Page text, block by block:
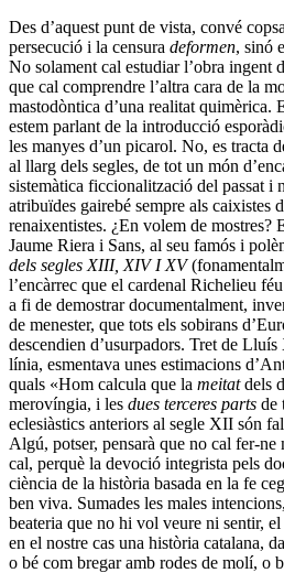
Des d’aquest punt de vista, convé
persecució i la censura deformen, sinó
No solament cal estudiar l’obra ingent
que cal comprendre l’altra cara de la
mastodòntica d’una realitat quimèrica.
estem parlant de la introducció
les manyes d’un picarol. No, es tracta
al llarg dels segles, de tot un món
sistemàtica ficcionalització del passat i
atribuïdes gairebé sempre als caixistes
renaixentistes. ¿En volem de mostres?
Jaume Riera i Sans, al seu famós i
dels segles XIII, XIV I XV
l’encàrrec que el cardenal Richelieu
a fi de demostrar documentalment,
de menester, que tots els sobirans
descendien d’usurpadors. Tret de
línia, esmentava unes estimacions
quals «Hom calcula que la meitatdels
merovíngia, i les dues terceres parts de
eclesiàstics anteriors al segle XII són
Algú, potser, pensarà que no cal fer-ne
cal, perquè la devoció integrista pels
ciència de la història basada en la fe
ben viva. Sumades les males
beateria que no hi vol veure ni sentir, el
en el nostre cas una història catalana,
o bé com bregar amb rodes de molí, o